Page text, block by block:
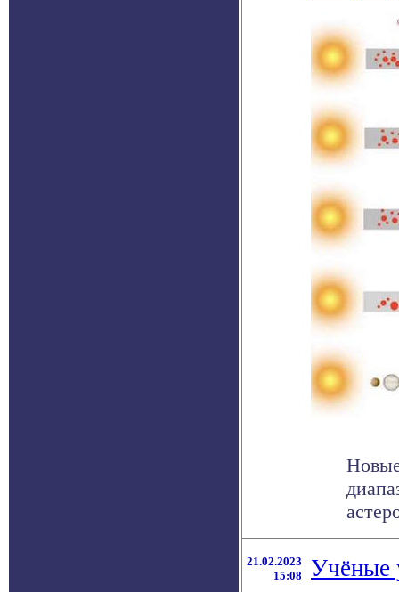
21.02.2023
15:08
Учёные